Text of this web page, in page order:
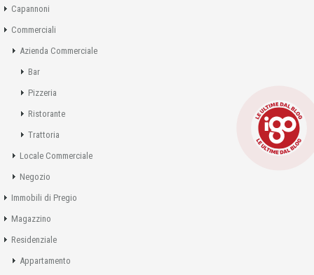
Capannoni
Commerciali
Azienda Commerciale
Bar
Pizzeria
Ristorante
Trattoria
Locale Commerciale
Negozio
Immobili di Pregio
Magazzino
Residenziale
Appartamento